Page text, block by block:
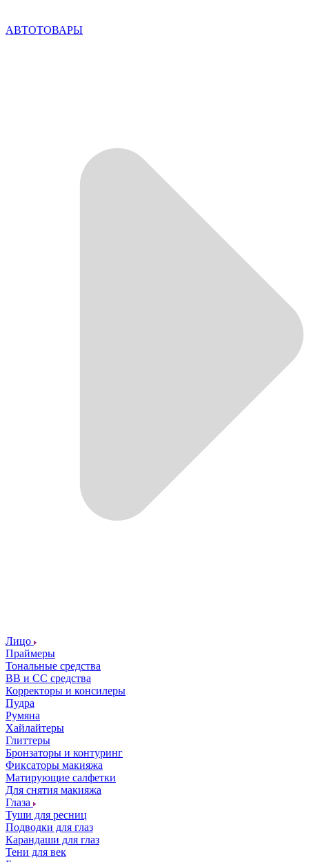
АВТОТОВАРЫ
Лицо
Праймеры
Тональные средства
ВВ и СС средства
Корректоры и консилеры
Пудра
Румяна
Хайлайтеры
Глиттеры
Бронзаторы и контуринг
Фиксаторы макияжа
Матирующие салфетки
Для снятия макияжа
Глаза
Туши для ресниц
Подводки для глаз
Карандаши для глаз
Тени для век